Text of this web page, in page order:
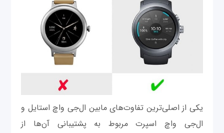
یکی از اصلی‌ترین تفاوت‌های مابین ال‌جی واچ استایل و
ال‌جی واچ اسپرت مربوط به پشتیبانی آن‌ها از